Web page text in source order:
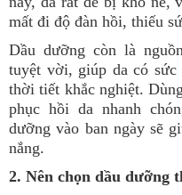
mất đi độ đàn hồi, thiếu
Dầu dưỡng còn là
tuyệt vời, giúp da có
thời tiết khắc nghiệt.
phục hồi da nhanh
dưỡng vào ban ngày sẽ
nắng.
2. Nên chọn dầu dưỡng